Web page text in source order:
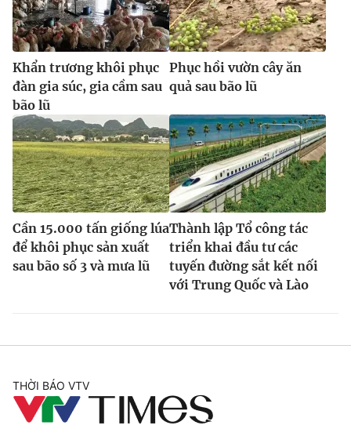
Khẩn trương khôi phục
đàn gia súc, gia cầm sau
bão lũ
Phục hồi vườn cây ăn
quả sau bão lũ
Cần 15.000 tấn giống lúa
để khôi phục sản xuất
sau bão số 3 và mưa lũ
Thành lập Tổ công tác
triển khai đầu tư các
tuyến đường sắt kết nối
với Trung Quốc và Lào
THỜI BÁO VTV